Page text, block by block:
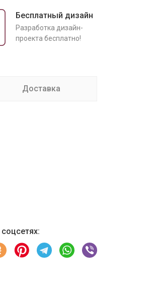
Бесплатный дизайн
Разработка дизайн-
проекта бесплатно!
Доставка